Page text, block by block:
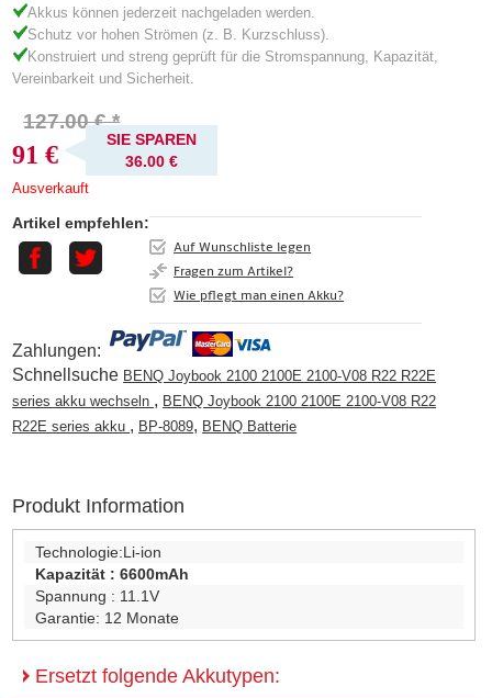
Akkus können jederzeit nachgeladen werden.
Schutz vor hohen Strömen (z. B. Kurzschluss).
Konstruiert und streng geprüft für die Stromspannung, Kapazität,
Vereinbarkeit und Sicherheit.
127.00 € *
91 €
SIE SPAREN
36.00 €
Ausverkauft
Artikel empfehlen:
Auf Wunschliste legen
Fragen zum Artikel?
Wie pflegt man einen Akku?
Zahlungen:
Schnellsuche BENQ Joybook 2100 2100E 2100-V08 R22 R22E
series akku wechseln , BENQ Joybook 2100 2100E 2100-V08 R22
R22E series akku , BP-8089, BENQ Batterie
Produkt Information
Technologie:Li-ion
Kapazität :6600mAh
Spannung : 11.1V
Garantie: 12 Monate
Ersetzt folgende Akkutypen: